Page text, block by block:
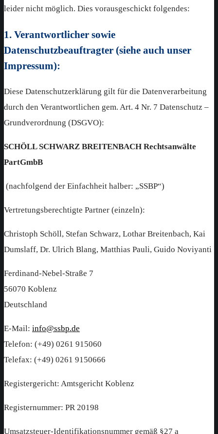
leider nicht möglich. Dies vorausgeschickt folgendes:
1. Verantwortlicher sowie
Datenschutzbeauftragter (siehe auch unser
Impressum):
Diese Datenschutzerklärung gilt für die Datenverarbeitung
durch den Verantwortlichen gem. Art. 4 Nr. 7 Datenschutz –
Grundverordnung (DSGVO):
SCHÖLL SCHWARZ BREITENBACH Rechtsanwälte
PartGmbB
(nachfolgend der Einfachheit halber: „SSBP“)
Vertretungsberechtigte Partner (einzeln):
Christoph Schöll, Stefan Schwarz, Lothar Breitenbach, Kai
Dumslaff, Dr. Ulrich Blang, Matthias Pauli, Guido Noviyanti
Ferdinand-Nebel-Straße 7
56070 Koblenz
Deutschland
E-Mail: info@ssbp.de
Telefon: (+49) 0261 915060
Telefax: (+49) 0261 9150666
Registergericht: Amtsgericht Koblenz
Registernummer: PR 20198
Umsatzsteuer-Identifikationsnummer gemäß §27 a